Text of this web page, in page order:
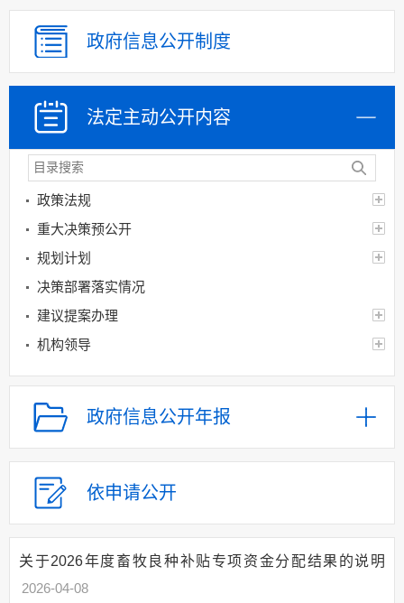
政府信息公开制度
法定主动公开内容
政策法规
重大决策预公开
规划计划
决策部署落实情况
建议提案办理
机构领导
机构设置
人事信息
财政资金
年度财政预决算及
“三公”经费情况
财政专项资金
财政专项资金管理
政府信息公开年报
依申请公开
关于2026年度畜牧良种补贴专项资金分配结果的说明
2026-04-08